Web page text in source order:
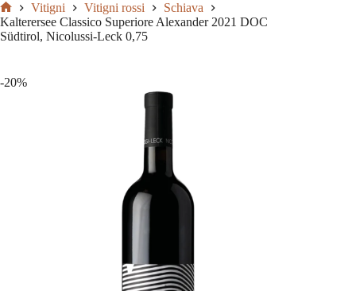
Home
Vitigni Vitigni rossi
Schiava
Kalterersee Classico Superiore Alexander 2021 DOC
Südtirol, Nicolussi-Leck 0,75
-20%